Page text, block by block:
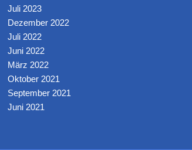
Juli 2023
Dezember 2022
Juli 2022
Juni 2022
März 2022
Oktober 2021
September 2021
Juni 2021